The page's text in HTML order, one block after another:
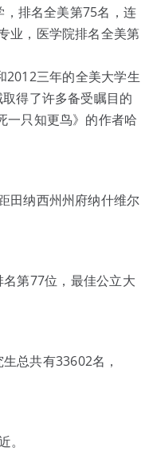
排名全美第75名，连
业，医学院排名全美第
2012三年的全美大学生
得了许多备受瞩目的
一只知更鸟》的作者哈
田纳西州州府纳什维尔
第77位，最佳公立大
总共有33602名，